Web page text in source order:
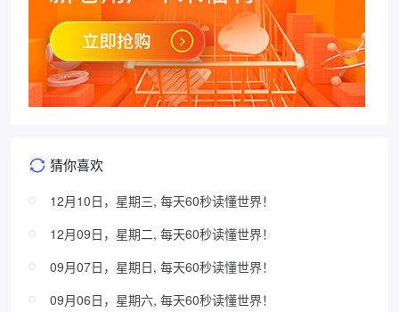
猜你喜欢
12月10日，星期三, 每天60秒读懂世界！
12月09日，星期二, 每天60秒读懂世界！
09月07日，星期日, 每天60秒读懂世界！
09月06日，星期六, 每天60秒读懂世界！